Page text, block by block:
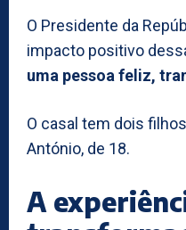
O Presidente da
impacto positivo
uma pessoa feliz,
O casal tem dois
António, de 18.
A